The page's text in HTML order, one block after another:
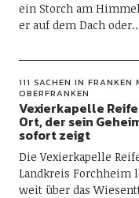
ein Storch am
er auf dem Dach
111 SACHEN IN FRANKEN
OBERFRANKEN
Vexierkapelle
Ort, der sein
sofort zeigt
Die Vexierkapelle
Landkreis
weit über das